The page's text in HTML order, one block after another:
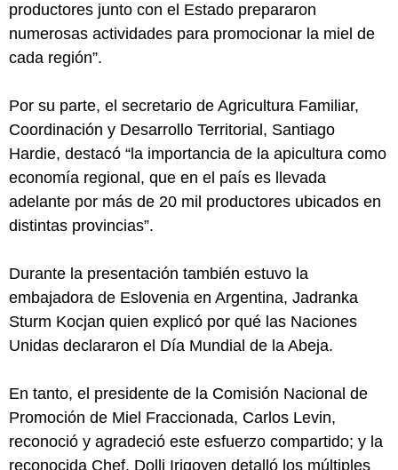
productores junto con el Estado prepararon
numerosas actividades para promocionar la miel de
cada región”.
Por su parte, el secretario de Agricultura Familiar,
Coordinación y Desarrollo Territorial, Santiago
Hardie, destacó “la importancia de la apicultura como
economía regional, que en el país es llevada
adelante por más de 20 mil productores ubicados en
distintas provincias”.
Durante la presentación también estuvo la
embajadora de Eslovenia en Argentina, Jadranka
Sturm Kocjan quien explicó por qué las Naciones
Unidas declararon el Día Mundial de la Abeja.
En tanto, el presidente de la Comisión Nacional de
Promoción de Miel Fraccionada, Carlos Levin,
reconoció y agradeció este esfuerzo compartido; y la
reconocida Chef, Dolli Irigoyen detalló los múltiples